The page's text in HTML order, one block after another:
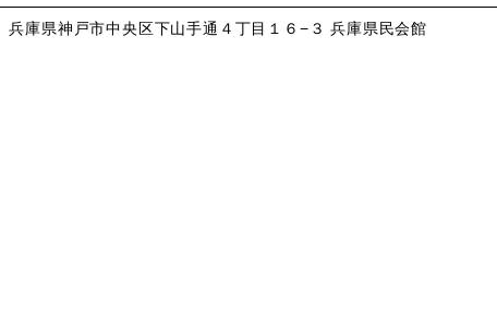
兵庫県神戸市中央区下山手通４丁目１６−３ 兵庫県民会館